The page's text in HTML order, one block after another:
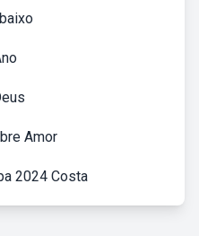
Amor
2024 Costa